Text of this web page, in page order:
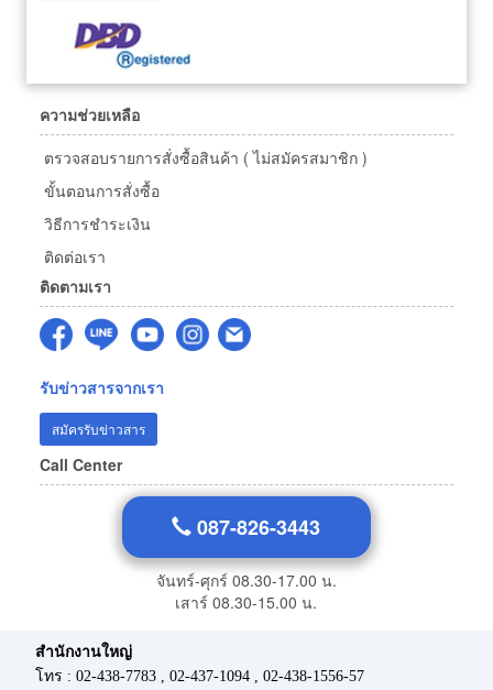
ความช่วยเหลือ
ตรวจสอบรายการสั่งซื้อสินค้า ( ไม่สมัครสมาชิก )
ขั้นตอนการสั่งซื้อ
วิธีการชำระเงิน
ติดต่อเรา
ติดตามเรา
รับข่าวสารจากเรา
สมัครรับข่าวสาร
Call Center
087-826-3443
จันทร์-ศุกร์ 08.30-17.00 น.
เสาร์ 08.30-15.00 น.
สำนักงานใหญ่
โทร : 02-438-7783 , 02-437-1094 , 02-438-1556-57